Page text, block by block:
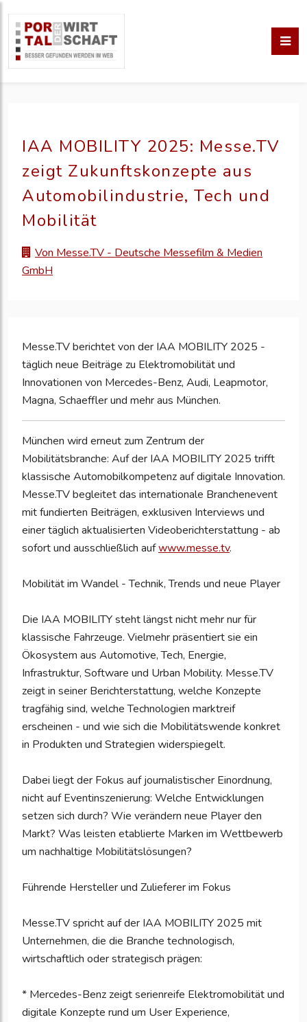
IAA MOBILITY 2025: Messe.TV
zeigt Zukunftskonzepte aus
Automobilindustrie, Tech und
Mobilität
Von Messe.TV - Deutsche Messefilm & Medien
GmbH
Messe.TV berichtet von der IAA MOBILITY 2025 -
täglich neue Beiträge zu Elektromobilität und
Innovationen von Mercedes-Benz, Audi, Leapmotor,
Magna, Schaeffler und mehr aus München.
München wird erneut zum Zentrum der
Mobilitätsbranche: Auf der IAA MOBILITY 2025 trifft
klassische Automobilkompetenz auf digitale Innovation.
Messe.TV begleitet das internationale Branchenevent
mit fundierten Beiträgen, exklusiven Interviews und
einer täglich aktualisierten Videoberichterstattung - ab
sofort und ausschließlich aufwww.messe.tv.
Mobilität im Wandel - Technik, Trends und neue Player
Die IAA MOBILITY steht längst nicht mehr nur für
klassische Fahrzeuge. Vielmehr präsentiert sie ein
Ökosystem aus Automotive, Tech, Energie,
Infrastruktur, Software und Urban Mobility. Messe.TV
zeigt in seiner Berichterstattung, welche Konzepte
tragfähig sind, welche Technologien marktreif
erscheinen - und wie sich die Mobilitätswende konkret
in Produkten und Strategien widerspiegelt.
Dabei liegt der Fokus auf journalistischer Einordnung,
nicht auf Eventinszenierung: Welche Entwicklungen
setzen sich durch? Wie verändern neue Player den
Markt? Was leisten etablierte Marken im Wettbewerb
um nachhaltige Mobilitätslösungen?
Führende Hersteller und Zulieferer im Fokus
Messe.TV spricht auf der IAA MOBILITY 2025 mit
Unternehmen, die die Branche technologisch,
wirtschaftlich oder strategisch prägen:
* Mercedes-Benz zeigt serienreife Elektromobilität und
digitale Konzepte rund um User Experience,